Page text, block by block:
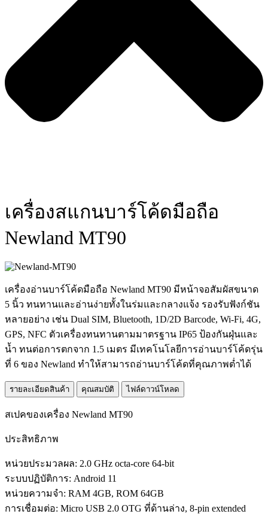
เครื่องสแกนบาร์โค้ดมือถือ
Newland MT90
เครื่องอ่านบาร์โค้ดมือถือ Newland MT90 มีหน้าจอสัมผัสขนาด
5 นิ้ว ทนทานและอ่านง่ายทั้งในร่มและกลางแจ้ง รองรับฟังก์ชัน
หลายอย่าง เช่น Dual SIM, Bluetooth, 1D/2D Barcode, Wi-Fi, 4G,
GPS, NFC ตัวเครื่องทนทานตามมาตรฐาน IP65 ป้องกันฝุ่นและ
น้ำ ทนต่อการตกจาก 1.5 เมตร มีเทคโนโลยีการอ่านบาร์โค้ดรุ่น
ที่ 6 ของ Newland ทำให้สามารถอ่านบาร์โค้ดที่คุณภาพต่ำได้
รายละเอียดสินค้า คุณสมบัติ ไฟล์ดาวน์โหลด
สเปคของเครื่อง Newland MT90
ประสิทธิภาพ
หน่วยประมวลผล: 2.0 GHz octa-core 64-bit
ระบบปฏิบัติการ: Android 11
หน่วยความจำ: RAM 4GB, ROM 64GB
การเชื่อมต่อ: Micro USB 2.0 OTG ที่ด้านล่าง, 8-pin extended